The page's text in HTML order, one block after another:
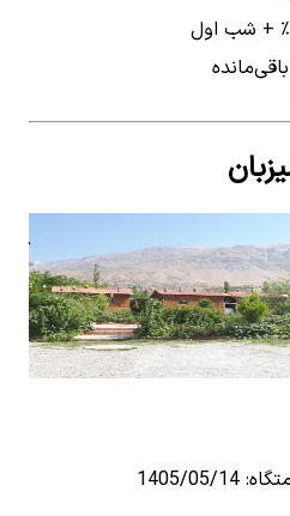
در سی سخت
:
1405/05/14